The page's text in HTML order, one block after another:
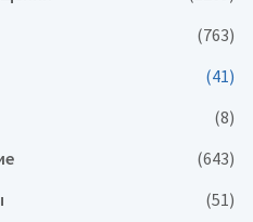
(763)
(41)
(8)
(643)
(51)